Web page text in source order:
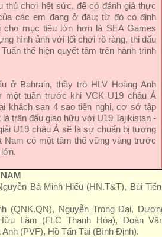
thủ chơi hết sức, để có đánh giá thực
các em đang ở đâu; từ đó có định
cho mục tiêu lớn hơn là SEA Games
hình ảnh với lối chơi rõ ràng, thi đấu
thể hiện quyết tâm trên hành trình
ở Bahrain, thầy trò HLV Hoàng Anh
một tuần trước khi VCK U19 châu Á
khách sạn 4 sao tiện nghi, cơ sở tập
trận đấu giao hữu với U19 Tajikistan -
U19 châu Á sẽ là sự chuẩn bị tương
Nam có một tâm thế vững vàng trước
Bá Minh Hiếu (HN.T&T), Bùi
(QNK.QN), Nguyễn Trọng Đại,
Lâm (FLC Thanh Hóa), Đoàn
(PVF), Hồ Tấn Tài (Bình Định).